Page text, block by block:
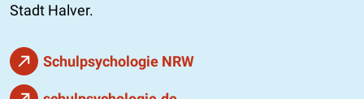
Stadt Halver.
Schulpsychologie NRW